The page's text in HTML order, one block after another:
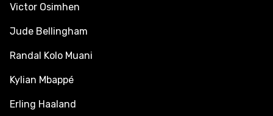
Victor Osimhen
Jude Bellingham
Randal Kolo Muani
Kylian Mbappé
Erling Haaland